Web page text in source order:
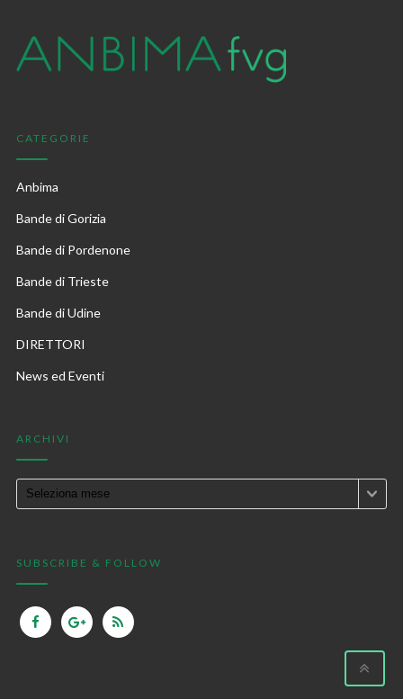
CATEGORIE
Anbima
Bande di Gorizia
Bande di Pordenone
Bande di Trieste
Bande di Udine
DIRETTORI
News ed Eventi
ARCHIVI
SUBSCRIBE & FOLLOW